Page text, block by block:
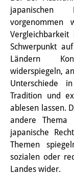
Senior
Scholar
Links
Contact
Access
Media
japanischen
vorgenommen
Schwerpunkt
Ländern
widerspiegeln,
Unterschiede
Tradition und
ablesen lassen.
andere
japanische
Themen
sozialen oder
Landes wider.